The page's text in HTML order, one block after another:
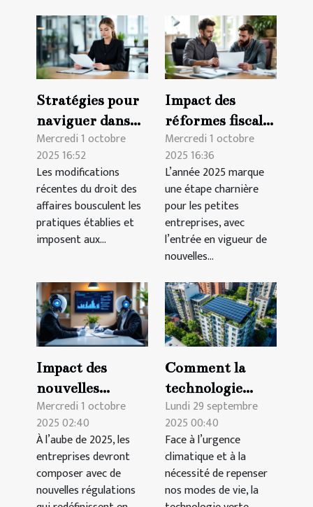
Stratégies pour
naviguer dans
les modifications
récentes du
droit des affaires
Mercredi 1 octobre
2025 16:52
Les modifications
récentes du droit des
affaires bousculent les
pratiques établies et
imposent aux...
Impact des
réformes fiscales
2025 sur les
petites
entreprises
Mercredi 1 octobre
2025 16:36
L’année 2025 marque
une étape charnière
pour les petites
entreprises, avec
l’entrée en vigueur de
nouvelles...
Impact des
nouvelles
régulations sur
les contrats B2B
en 2025
Mercredi 1 octobre
2025 02:40
À l’aube de 2025, les
entreprises devront
composer avec de
nouvelles régulations
Comment la
technologie
verte peut
révolutionner
l'immobilier
durable ?
Lundi 29 septembre
2025 00:40
Face à l’urgence
climatique et à la
nécessité de repenser
nos modes de vie, la